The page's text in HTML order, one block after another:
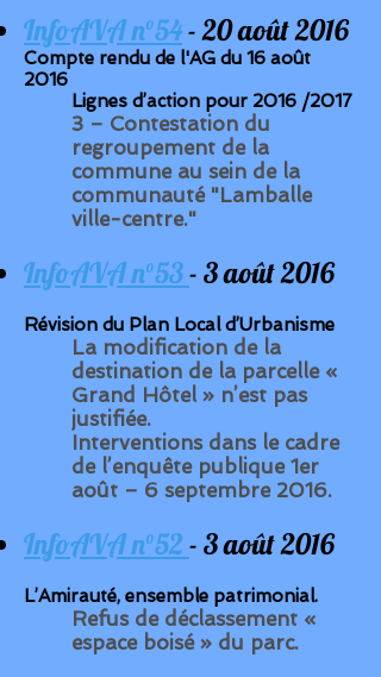
InfoAVA n°54- 20 août 2016
Compte rendu de l'AG du 16 août
2016
Lignes d’action pour 2016 /2017
3 – Contestation du
regroupement de la
commune au sein de la
communauté "Lamballe
ville-centre."
InfoAVA n°53- 3 août 2016
Révision du Plan Local d’Urbanisme
La modification de la
destination de la parcelle «
Grand Hôtel » n’est pas
justifiée.
Interventions dans le cadre
de l’enquête publique 1er
août – 6 septembre 2016.
InfoAVA n°52 - 3 août 2016
L’Amirauté, ensemble patrimonial.
Refus de déclassement «
espace boisé » du parc.